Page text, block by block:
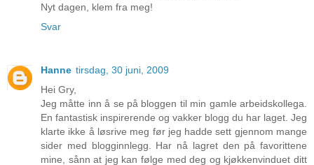
Nyt dagen, klem fra meg!
Svar
Hanne tirsdag, 30 juni, 2009
Hei Gry,
Jeg måtte inn å se på bloggen til min gamle arbeidskollega.
En fantastisk inspirerende og vakker blogg du har laget. Jeg
klarte ikke å løsrive meg før jeg hadde sett gjennom mange
sider med blogginnlegg. Har nå lagret den på favorittene
mine, sånn at jeg kan følge med deg og kjøkkenvinduet ditt